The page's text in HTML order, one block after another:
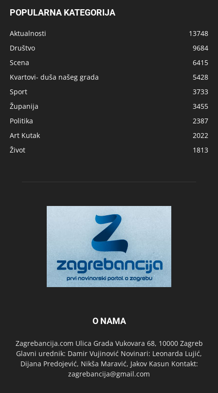
POPULARNA KATEGORIJA
Aktualnosti
13748
Društvo
9684
Scena
6415
Kvartovi- duša našeg grada
5428
Sport
3733
Županija
3455
Politika
2387
Art Kutak
2022
Život
1813
O NAMA
Zagrebancija.com Ulica Grada Vukovara 68, 10000 Zagreb
Glavni urednik: Damir Vujinović Novinari: Leonarda Lujić,
Dijana Predojević, Nikša Maravić, Jakov Kasun Kontakt:
zagrebancija@gmail.com